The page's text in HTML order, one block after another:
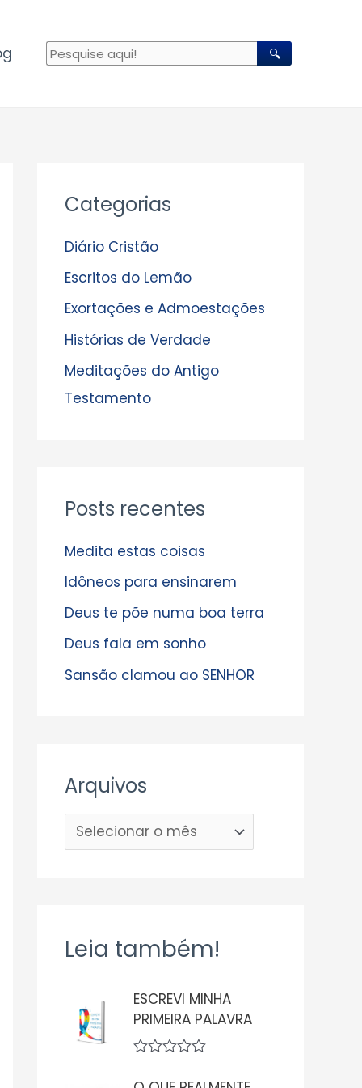
🔍
Categorias
Diário Cristão
Escritos do Lemão
Exortações e Admoestações
Histórias de Verdade
Meditações do Antigo
Testamento
Posts recentes
Medita estas coisas
Idôneos para ensinarem
Deus te põe numa boa terra
Deus fala em sonho
Sansão clamou ao SENHOR
Arquivos
r
u
i
v
o
s
Leia também!
ESCREVI MINHA
PRIMEIRA PALAVRA
A
v